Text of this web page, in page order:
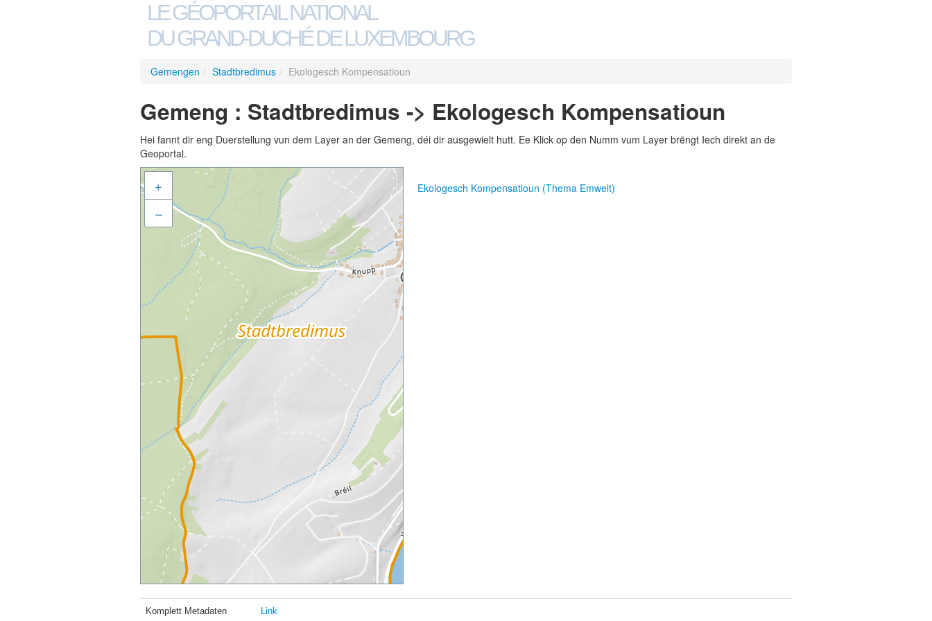
LE GÉOPORTAIL NATIONAL
DU GRAND-DUCHÉ DE LUXEMBOURG
Gemengen / Stadtbredimus / Ekologesch Kompensatioun
Gemeng : Stadtbredimus -> Ekologesch Kompensatioun
Hei fannt dir eng Duerstellung vun dem Layer an der Gemeng, déi dir ausgewielt hutt. Ee Klick op den Numm vum Layer brëngt Iech direkt an de
Geoportal.
+
–
Ekologesch Kompensatioun (Thema Emwelt)
Komplett Metadaten Link